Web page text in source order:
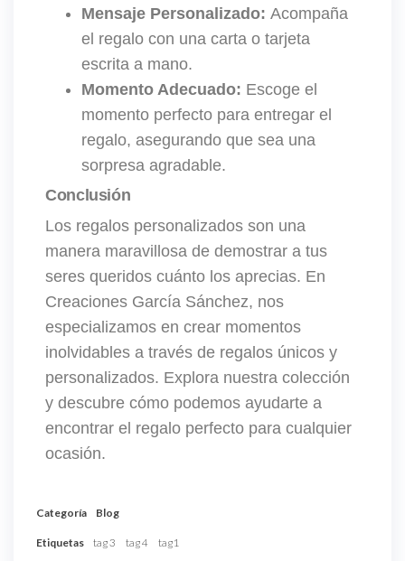
Mensaje Personalizado: Acompaña
el regalo con una carta o tarjeta
escrita a mano.
Momento Adecuado: Escoge el
momento perfecto para entregar el
regalo, asegurando que sea una
sorpresa agradable.
Conclusión
Los regalos personalizados son una
manera maravillosa de demostrar a tus
seres queridos cuánto los aprecias. En
Creaciones García Sánchez, nos
especializamos en crear momentos
inolvidables a través de regalos únicos y
personalizados. Explora nuestra colección
y descubre cómo podemos ayudarte a
encontrar el regalo perfecto para cualquier
ocasión.
Categoría Blog
Etiquetas tag 3 tag 4 tag1